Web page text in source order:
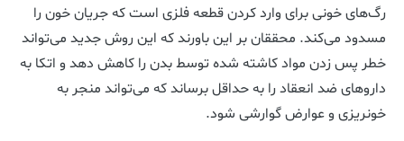
رگ‌های خونی برای وارد کردن قطعه فلزی است که جریان خون را
مسدود می‌کند. محققان بر این باورند که این روش جدید می‌تواند
خطر پس زدن مواد کاشته شده توسط بدن را کاهش دهد و اتکا به
داروهای ضد انعقاد را به حداقل برساند که می‌تواند منجر به
خونریزی و عوارض گوارشی شود.